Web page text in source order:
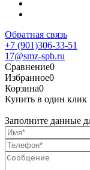
Обратная связь
+7 (901)306-33-51
17@smz-spb.ru
Сравнение0
Избранное0
Корзина0
Купить в один клик
Заполните данные